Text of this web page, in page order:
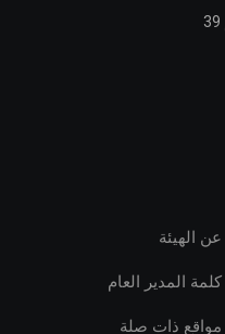
عن الهيئة
كلمة المدير العام
مواقع ذات صلة